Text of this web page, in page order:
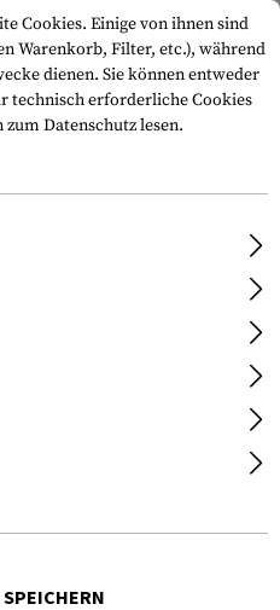
Cookies. Einige von ihnen sind
Warenkorb, Filter, etc.), während
dienen. Sie können entweder
technisch erforderliche Cookies
Datenschutz lesen.